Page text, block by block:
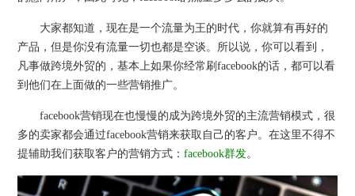
大家都知道，现在是一个流量为王的时代，你就算有再好的
产品，但是你没有流量一切也都是空谈。所以说，你可以看到，
凡事做跨境外贸的，基本上如果你经常刷facebook的话，都可以看
到他们在上面做的一些营销推广。
facebook营销现在也慢慢的成为跨境外贸的主流营销模式，很
多的卖家都会通过facebook营销来获取自己的客户。在这里不得不
提辅助我们获取客户的营销方式：facebook群发。